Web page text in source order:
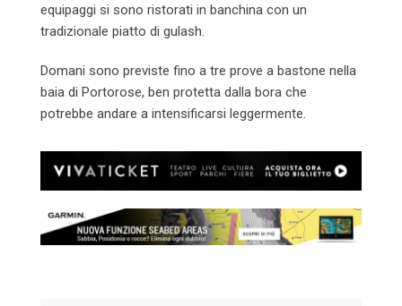
equipaggi si sono ristorati in banchina con un
tradizionale piatto di gulash.
Domani sono previste fino a tre prove a bastone nella
baia di Portorose, ben protetta dalla bora che
potrebbe andare a intensificarsi leggermente.